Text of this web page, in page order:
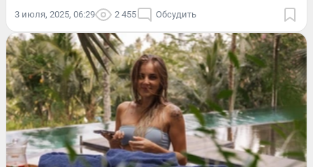
3 июля, 2025, 06:29 2 455 Обсудить